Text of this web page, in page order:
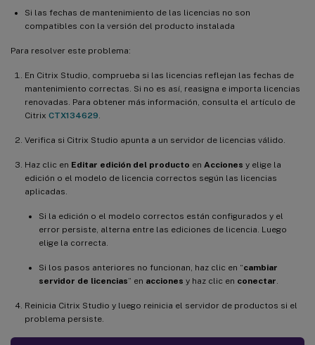
Si las fechas de mantenimiento de las licencias no son
compatibles con la versión del producto instalada
Para resolver este problema:
En Citrix Studio, comprueba si las licencias reflejan las fechas de
mantenimiento correctas. Si no es así, reasigna e importa licencias
renovadas. Para obtener más información, consulta el artículo de
Citrix CTX134629
Verifica si Citrix Studio apunta a un servidor de licencias válido.
Haz clic en Editar edición del producto en Acciones y elige la
edición o el modelo de licencia correctos según las licencias
aplicadas.
Si la edición o el modelo correctos están configurados y el
error persiste, alterna entre las ediciones de licencia. Luego
elige la correcta.
Si los pasos anteriores no funcionan, haz clic en “cambiar
servidor de licencias” en acciones y haz clic en conectar
Reinicia Citrix Studio y luego reinicia el servidor de productos si el
problema persiste.